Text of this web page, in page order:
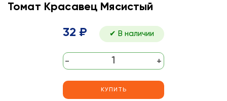
Томат Красавец Мясистый
32 ₽ ✔ В наличии
- +
КУПИТЬ